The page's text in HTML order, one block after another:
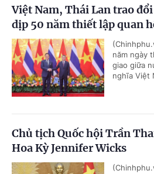
Việt Nam, Thái Lan trao
dịp 50 năm thiết lập quan
năm ngày
giao giữa
nghĩa Việt
Chủ tịch Quốc hội Trần
Hoa Kỳ Jennifer Wicks